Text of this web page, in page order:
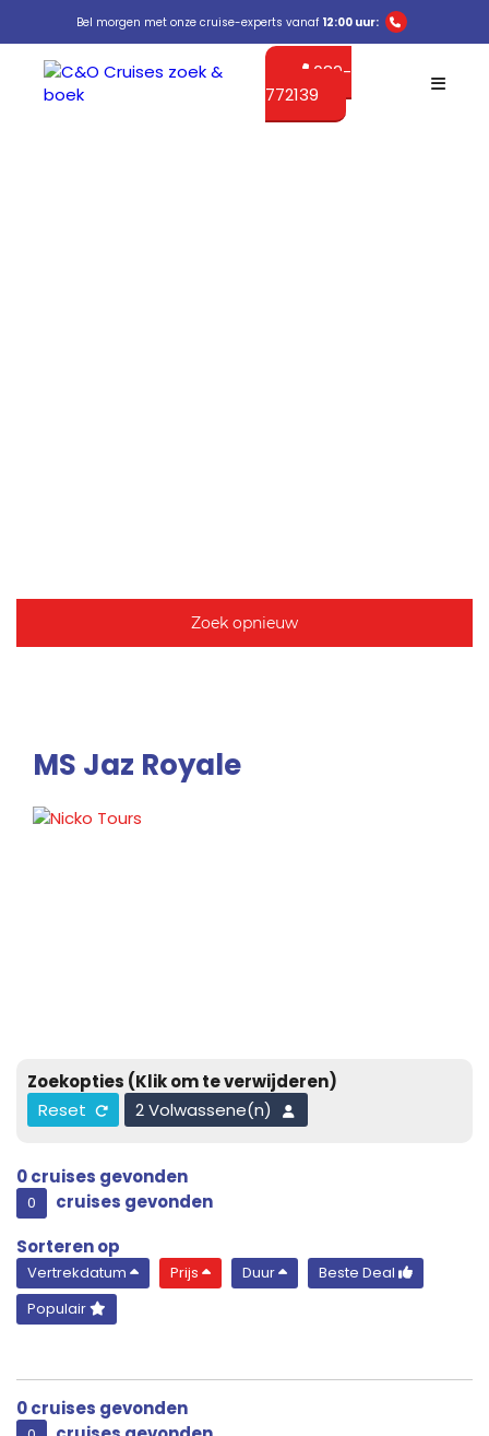
Bel morgen met onze cruise-experts vanaf 12:00 uur:
089-
772139
Zoek opnieuw
MS Jaz Royale
Zoekopties (Klik om te verwijderen)
Reset
2 Volwassene(n)
0cruises gevonden
0
cruises gevonden
Sorteren op
Vertrekdatum Prijs Duur
Beste Deal
Populair
0cruises gevonden